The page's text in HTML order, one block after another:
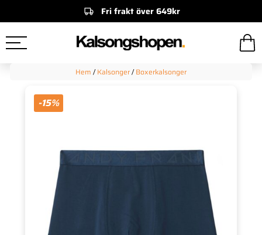
Fri frakt över 649kr
Hem /Kalsonger/Boxerkalsonger
-15%